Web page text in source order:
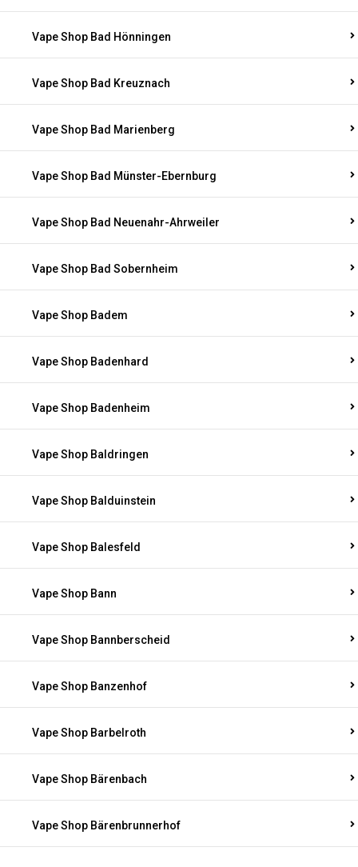
Vape Shop Bad Hönningen
Vape Shop Bad Kreuznach
Vape Shop Bad Marienberg
Vape Shop Bad Münster-Ebernburg
Vape Shop Bad Neuenahr-Ahrweiler
Vape Shop Bad Sobernheim
Vape Shop Badem
Vape Shop Badenhard
Vape Shop Badenheim
Vape Shop Baldringen
Vape Shop Balduinstein
Vape Shop Balesfeld
Vape Shop Bann
Vape Shop Bannberscheid
Vape Shop Banzenhof
Vape Shop Barbelroth
Vape Shop Bärenbach
Vape Shop Bärenbrunnerhof